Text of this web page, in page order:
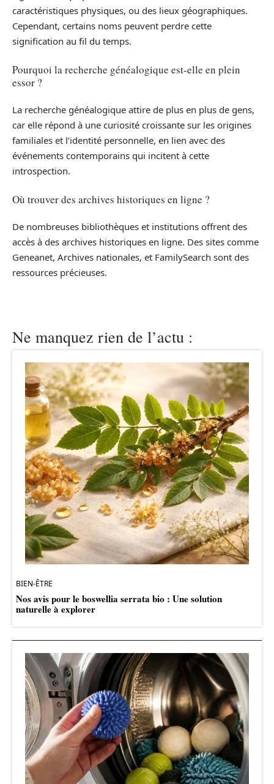
caractéristiques physiques, ou des lieux géographiques.
Cependant, certains noms peuvent perdre cette
signification au fil du temps.
Pourquoi la recherche généalogique est-elle en plein
essor ?
La recherche généalogique attire de plus en plus de gens,
car elle répond à une curiosité croissante sur les origines
familiales et l’identité personnelle, en lien avec des
événements contemporains qui incitent à cette
introspection.
Où trouver des archives historiques en ligne ?
De nombreuses bibliothèques et institutions offrent des
accès à des archives historiques en ligne. Des sites comme
Geneanet, Archives nationales, et FamilySearch sont des
ressources précieuses.
Ne manquez rien de l’actu :
BIEN-ÊTRE
Nos avis pour le boswellia serrata bio : Une solution
naturelle à explorer